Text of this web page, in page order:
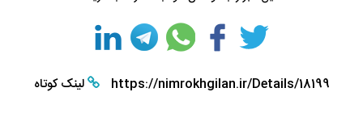
https://nimrokhgilan.ir/Details/18199 لینک کوتاه